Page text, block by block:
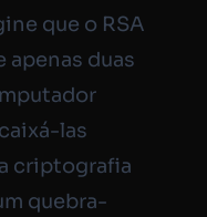
que o RSA
apenas duas
las
criptografia
quebra-